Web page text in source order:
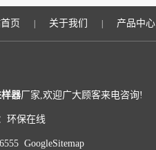
页 关于我们 产品中心
器厂家,欢迎广大顾客来电咨询!
环保在线
GoogleSitemap